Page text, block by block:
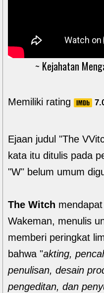
~ Kejahatan
Memiliki rating
Ejaan judul "The
kata itu ditulis pada
"W" belum umum
The Witch
Wakeman, menulis
memberi peringkat
bahwa "akting,
penulisan, desain
pengeditan, dan